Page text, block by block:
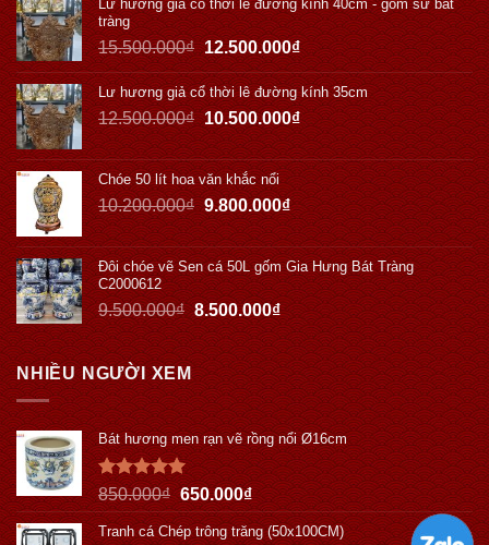
Lư hương giả cổ thời lê đường kính 40cm - gốm sứ bát
tràng
15.500.000₫ 12.500.000₫
Lư hương giả cổ thời lê đường kính 35cm
12.500.000₫ 10.500.000₫
Chóe 50 lít hoa văn khắc nổi
10.200.000₫ 9.800.000₫
Đôi chóe vẽ Sen cá 50L gốm Gia Hưng Bát Tràng
C2000612
9.500.000₫ 8.500.000₫
NHIỀU NGƯỜI XEM
Bát hương men rạn vẽ rồng nổi Ø16cm
Được xếp
hạng5.00
5 sao
850.000₫ 650.000₫
Tranh cá Chép trông trăng (50x100CM)